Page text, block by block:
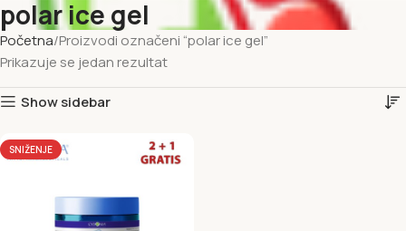
polar ice gel
Početna Proizvodi označeni “polar ice gel”
Prikazuje se jedan rezultat
Show sidebar
SNIŽENJE